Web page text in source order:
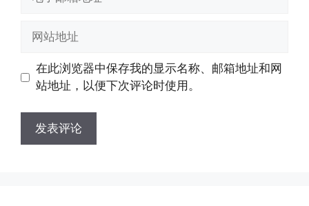
址
址
在此浏览器中保存我的显示名称、邮箱地址和网
站地址，以便下次评论时使用。